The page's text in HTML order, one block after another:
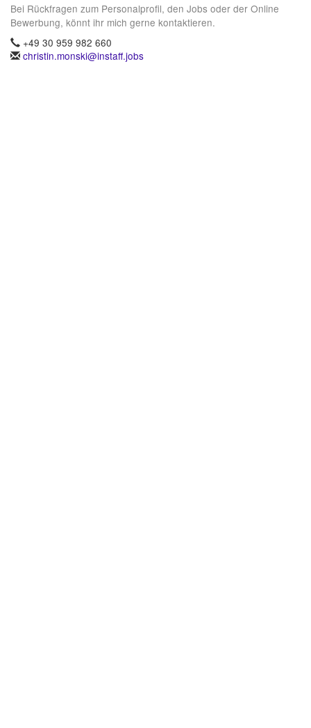
Bei Rückfragen zum Personalprofil, den Jobs oder der Online
Bewerbung, könnt ihr mich gerne kontaktieren.
+49 30 959 982 660
christin.monski@instaff.jobs